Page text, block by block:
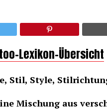
Lexikon-Übersicht
Stil, Style,
Mischung aus